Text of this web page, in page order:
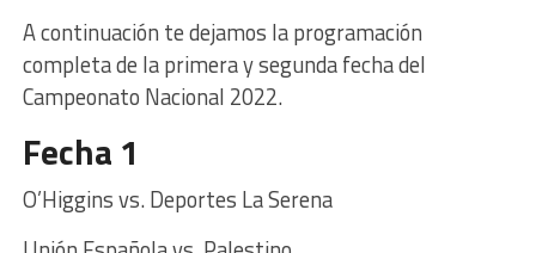
A continuación te dejamos la programación
completa de la primera y segunda fecha del
Campeonato Nacional 2022.
Fecha 1
O’Higgins vs. Deportes La Serena